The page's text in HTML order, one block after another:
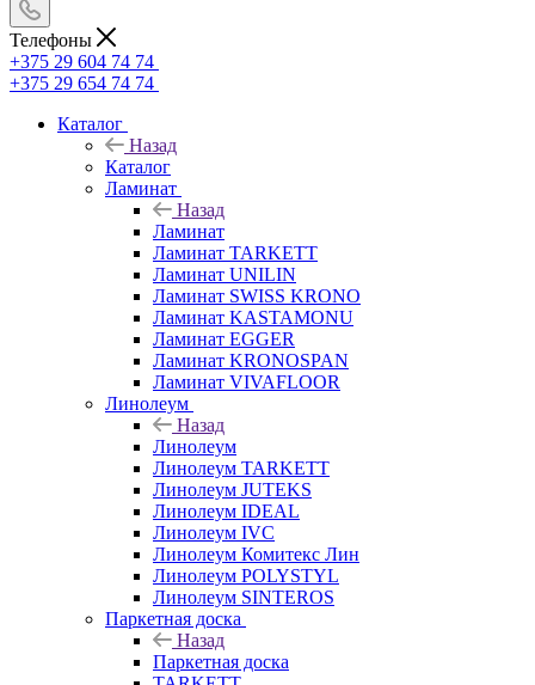
Телефоны
+375 29 604 74 74
+375 29 654 74 74
Каталог
Назад
Каталог
Ламинат
Назад
Ламинат
Ламинат TARKETT
Ламинат UNILIN
Ламинат SWISS KRONO
Ламинат KASTAMONU
Ламинат EGGER
Ламинат KRONOSPAN
Ламинат VIVAFLOOR
Линолеум
Назад
Линолеум
Линолеум TARKETT
Линолеум JUTEKS
Линолеум IDEAL
Линолеум IVC
Линолеум Комитекс Лин
Линолеум POLYSTYL
Линолеум SINTEROS
Паркетная доска
Назад
Паркетная доска